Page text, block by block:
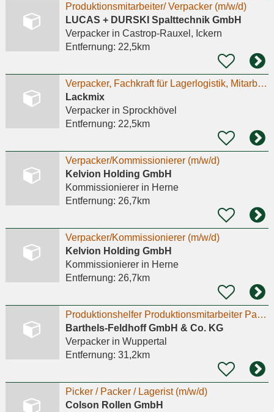
Produktionsmitarbeiter/ Verpacker (m/w/d)
LUCAS + DURSKI Spalttechnik GmbH
Verpackerin Castrop-Rauxel, Ickern
Entfernung: 22,5km
Verpacker, Fachkraft für Lagerlogistik, Mitarbeiter in Produktion. Minijob, Teilzeit, Vollzeit.
Lackmix
Verpackerin Sprockhövel
Entfernung: 22,5km
Verpacker/Kommissionierer (m/w/d)
Kelvion Holding GmbH
Kommissioniererin Herne
Entfernung: 26,7km
Verpacker/Kommissionierer (m/w/d)
Kelvion Holding GmbH
Kommissioniererin Herne
Entfernung: 26,7km
Produktionshelfer Produktionsmitarbeiter Packer (m/w/d)
Barthels-Feldhoff GmbH & Co. KG
Verpackerin Wuppertal
Entfernung: 31,2km
Picker / Packer / Lagerist (m/w/d)
Colson Rollen GmbH